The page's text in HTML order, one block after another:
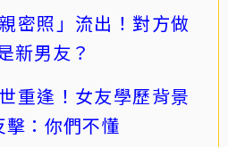
密照」流出！對方做
新男友？
重逢！女友學歷背景
：你們不懂